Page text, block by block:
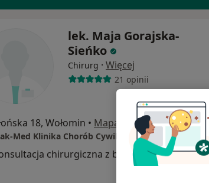
lek. Maja Gorajska-
Sieńko
Chirurg · Więcej
21 opinii
18, Wołomin • Mapa
Med Klinika Chorób Cywilizacyjnych
Konsultacja chirurgiczna z badaniem USG jamy brzusznej od 380 zł